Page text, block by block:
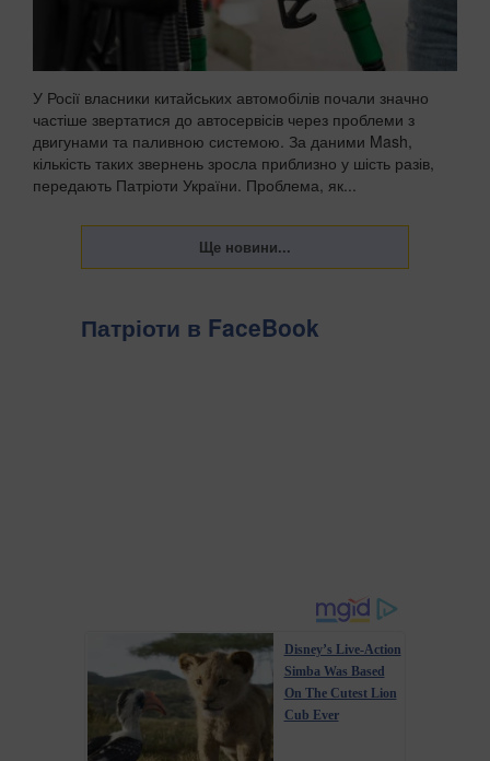
У Росії власники китайських автомобілів почали значно
частіше звертатися до автосервісів через проблеми з
двигунами та паливною системою. За даними Mash,
кількість таких звернень зросла приблизно у шість разів,
передають Патріоти України. Проблема, як...
Патріоти в FaceBook
Disney’s Live-Action
Simba Was Based
On The Cutest Lion
Cub Ever